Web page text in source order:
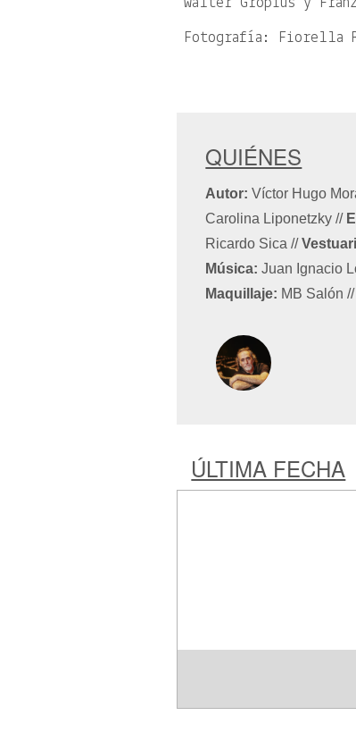
Fotografía: Fiorella
QUIÉNES
Autor: Víctor Hugo
Carolina Liponetzky//
Ricardo Sica//
Música: Juan Ignacio
Maquillaje: MB Salón//
ÚLTIMA FECHA